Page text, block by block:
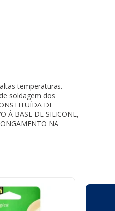
temperaturas.
soldagem dos
DE
À BASE DE SILICONE,
NA